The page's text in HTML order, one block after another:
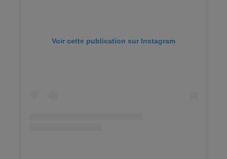
Voir cette publication sur Instagram